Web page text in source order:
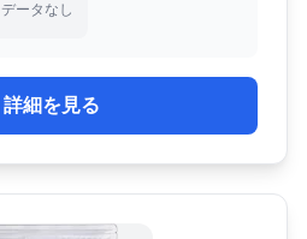
データなし
詳細を見る